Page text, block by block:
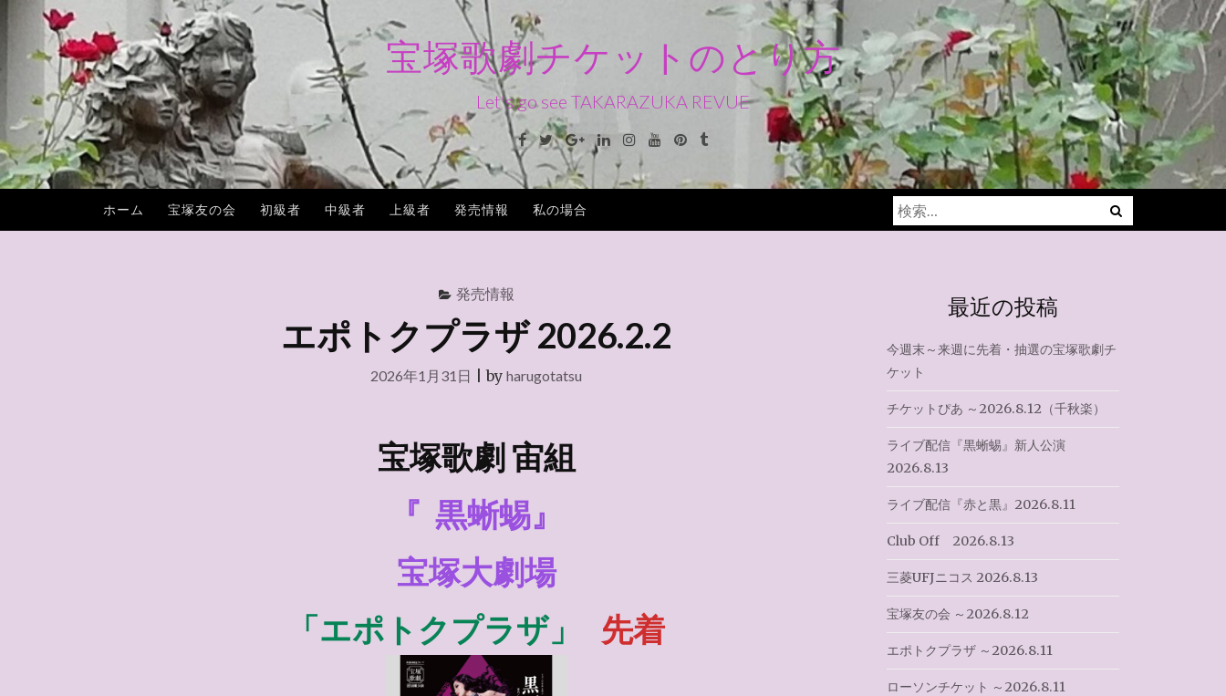
へ
ス
キ
宝塚歌劇チケットのとり方
Let's go see TAKARAZUKA REVUE
Facebook
TwitterGoogle+LinkedinInstagramYoutubePinterest
Tumblr
ホーム 宝塚友の会 初級者 中級者 上級者 発売情報 私の場合
検
索:
発売情報
エポトクプラザ 2026.2.2
2026年1月31日 |by harugotatsu
宝塚歌劇 宙組
『 黒蜥蜴』
宝塚大劇場
「エポトクプラザ」
先着
最近の投稿
今週末～来週に先着・抽選の宝塚歌劇チ
ケット
チケットぴあ ～2026.8.12（千秋楽）
ライブ配信『黒蜥蜴』新人公演
2026.8.13
ライブ配信『赤と黒』2026.8.11
Club Off 2026.8.13
三菱UFJニコス 2026.8.13
宝塚友の会 ～2026.8.12
エポトクプラザ ～2026.8.11
ローソンチケット ～2026.8.11